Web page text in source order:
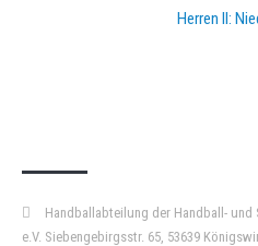
Herren II:
Handballabteilung der Handball-
e.V. Siebengebirgsstr. 65, 53639